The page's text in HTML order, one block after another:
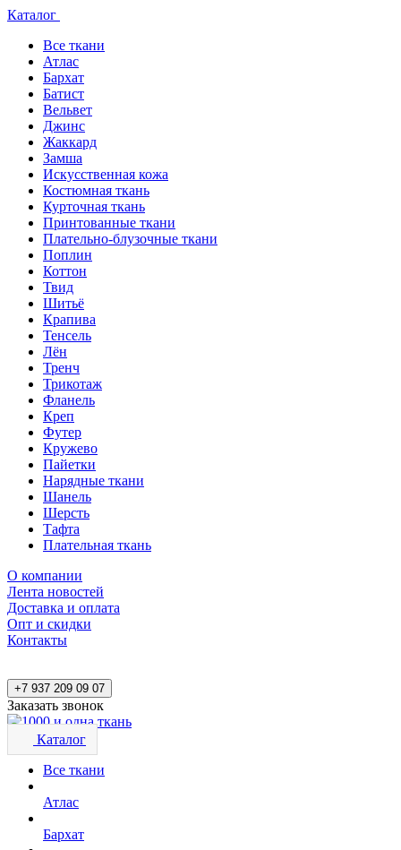
Каталог
Все ткани
Атлас
Бархат
Батист
Вельвет
Джинс
Жаккард
Замша
Искусственная кожа
Костюмная ткань
Курточная ткань
Принтованные ткани
Плательно-блузочные ткани
Поплин
Коттон
Твид
Шитьё
Крапива
Тенсель
Лён
Тренч
Трикотаж
Фланель
Креп
Футер
Кружево
Пайетки
Нарядные ткани
Шанель
Шерсть
Тафта
Плательная ткань
О компании
Лента новостей
Доставка и оплата
Опт и скидки
Контакты
+7 937 209 09 07
Заказать звонок
Каталог
Все ткани
Атлас
Бархат